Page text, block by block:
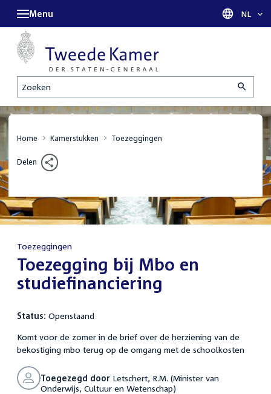
Zoeken
Menu Taal
NL
Home Kamerstukken Toezeggingen
Delen
Toezeggingen
:Toezegging bij Mbo en
studiefinanciering
Status: Openstaand
Komt voor de zomer in de brief over de herziening van de
bekostiging mbo terug op de omgang met de schoolkosten
Toegezegd doorLetschert, R.M. (Minister van
Onderwijs, Cultuur en Wetenschap)